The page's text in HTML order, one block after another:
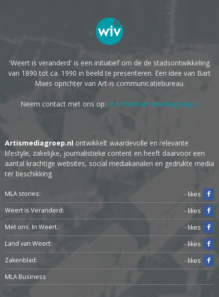
'Weert is veranderd' is een initiatief om de de stadsontwikkeling
van 1890 tot ca. 1990 in beeld te presenteren. Een idee van Bart
Maes oprichter van Art-is communicatiebureau.
Neem contact met ons op: redactie@artismediagroep.nl
Artismediagroep.nl ontwikkelt waardevolle en relevante
lifestyle, zakelijke, journalistieke content en heeft daarvoor een
aantal krachtige websites, social mediakanalen en gedrukte media
ter beschikking.
MLA stories:
- likes
Weert is Veranderd:
- likes
Met ons. In Weert.:
- likes
Land van Weert:
- likes
Zakenblad:
- likes
MLA Business